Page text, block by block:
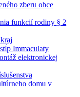
zberu obce
funkcií rodiny § 2
Immaculaty
elektronickej
domu v